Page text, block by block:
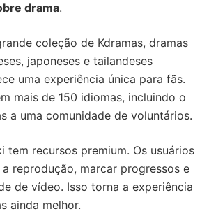
drama.
coleção de Kdramas, dramas
japoneses e tailandeses
uma experiência única para fãs.
mais de 150 idiomas, incluindo o
a uma comunidade de voluntários.
tem recursos premium. Os usuários
reprodução, marcar progressos e
de vídeo. Isso torna a experiência
ainda melhor.